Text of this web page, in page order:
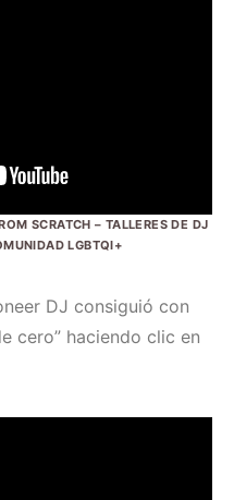
SCRATCH – TALLERES DE DJ
LGBTQI+
DJ consiguió con
cero” haciendo clic en